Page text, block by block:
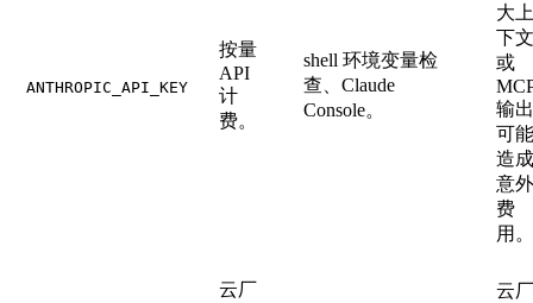
ANTHROPIC_API_KEY
按量
API
计
费。
shell 环境变量检
查、Claude
Console。
大上
下文
或
输出
可能
造成
意外
费
用。
云厂
云厂